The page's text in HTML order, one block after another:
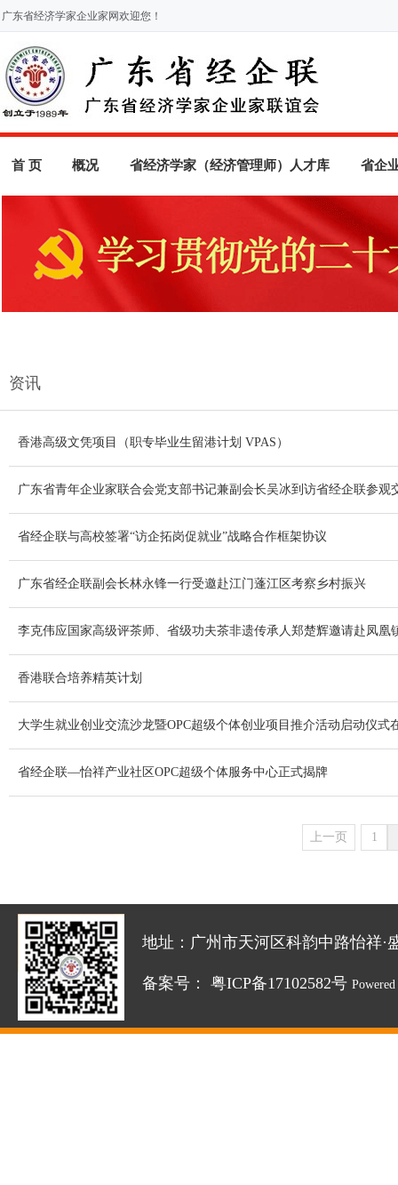
广东省经济学家企业家网欢迎您！
首 页 概况 省经济学家（经济管理师）人才库 省企
资讯
香港高级文凭项目（职专毕业生留港计划 VPAS）
广东省青年企业家联合会党支部书记兼副会长吴冰到访省经企联参观
省经企联与高校签署“访企拓岗促就业”战略合作框架协议
广东省经企联副会长林永锋一行受邀赴江门蓬江区考察乡村振兴
李克伟应国家高级评茶师、省级功夫茶非遗传承人郑楚辉邀请赴凤凰
香港联合培养精英计划
大学生就业创业交流沙龙暨OPC超级个体创业项目推介活动启动仪式
省经企联—怡祥产业社区OPC超级个体服务中心正式揭牌
上一页 1
地址：广州市天河区科韵中路怡祥·
备案号： 粤ICP备17102582号